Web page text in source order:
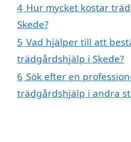
4 Hur mycket kostar
Skede?
5 Vad hjälper till att
trädgårdshjälp i Skede?
6 Sök efter en
trädgårdshjälp i andra